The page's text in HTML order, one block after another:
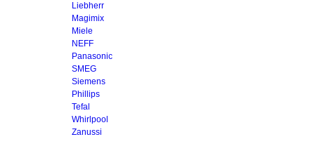
Liebherr
Magimix
Miele
NEFF
Panasonic
SMEG
Siemens
Phillips
Tefal
Whirlpool
Zanussi